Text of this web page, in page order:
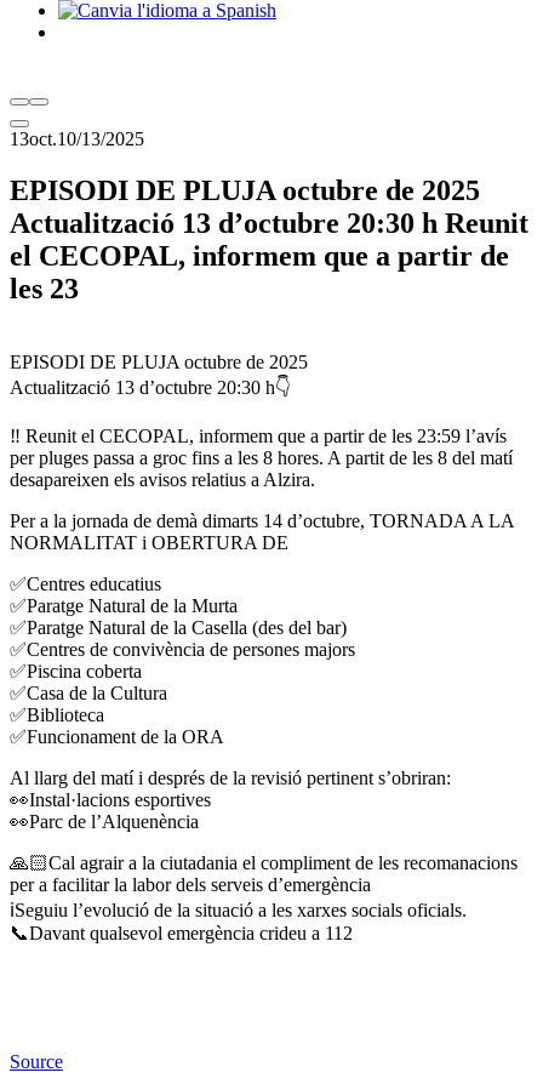
13oct.10/13/2025
EPISODI DE PLUJA octubre de 2025
Actualització 13 d’octubre 20:30 h Reunit
el CECOPAL, informem que a partir de
les 23
EPISODI DE PLUJA octubre de 2025
Actualització 13 d’octubre 20:30 h👇
‼️ Reunit el CECOPAL, informem que a partir de les 23:59 l’avís
per pluges passa a groc fins a les 8 hores. A partit de les 8 del matí
desapareixen els avisos relatius a Alzira.
Per a la jornada de demà dimarts 14 d’octubre, TORNADA A LA
NORMALITAT i OBERTURA DE
✅Centres educatius
✅Paratge Natural de la Murta
✅Paratge Natural de la Casella (des del bar)
✅Centres de convivència de persones majors
✅Piscina coberta
✅Casa de la Cultura
✅Biblioteca
✅Funcionament de la ORA
Al llarg del matí i després de la revisió pertinent s’obriran:
👀Instal·lacions esportives
👀Parc de l’Alquenència
🙏🏻Cal agrair a la ciutadania el compliment de les recomanacions
per a facilitar la labor dels serveis d’emergència
ℹ️Seguiu l’evolució de la situació a les xarxes socials oficials.
📞Davant qualsevol emergència crideu a 112
Source